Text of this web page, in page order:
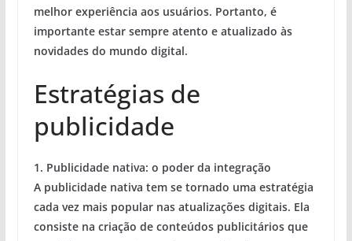
melhor experiência aos usuários. Portanto, é
importante estar sempre atento e atualizado às
novidades do mundo digital.
Estratégias de
publicidade
1. Publicidade nativa: o poder da integração
A publicidade nativa tem se tornado uma estratégia
cada vez mais popular nas atualizações digitais. Ela
consiste na criação de conteúdos publicitários que